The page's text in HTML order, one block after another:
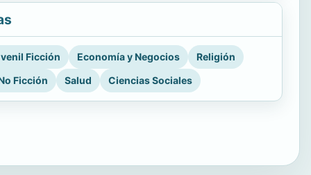
Ficción Economía y Negocios
Religión
Ficción
Salud Ciencias Sociales